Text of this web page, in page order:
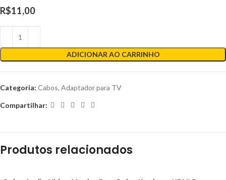
R$11,00
ADICIONAR AO CARRINHO
Categoria: Cabos, Adaptador para TV
Compartilhar:
Produtos relacionados